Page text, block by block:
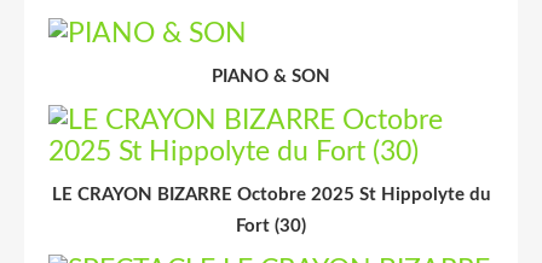
PIANO & SON
LE CRAYON BIZARRE Octobre 2025 St Hippolyte du
Fort (30)